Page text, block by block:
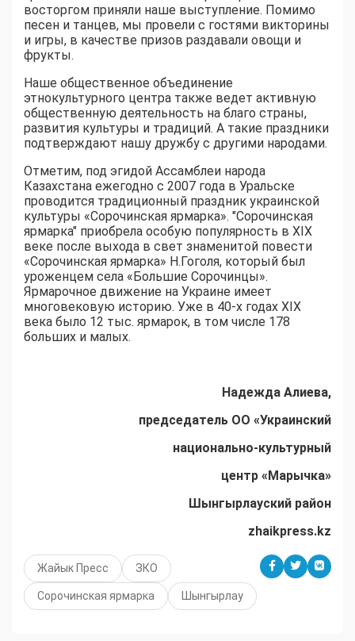
восторгом приняли наше выступление. Помимо
песен и танцев, мы провели с гостями викторины
и игры, в качестве призов раздавали овощи и
фрукты.
Наше общественное объединение
этнокультурного центра также ведет активную
общественную деятельность на благо страны,
развития культуры и традиций. А такие праздники
подтверждают нашу дружбу с другими народами.
Отметим, под эгидой Ассамблеи народа
Казахстана ежегодно с 2007 года в Уральске
проводится традиционный праздник украинской
культуры «Сорочинская ярмарка». "Сорочинская
ярмарка" приобрела особую популярность в XIX
веке после выхода в свет знаменитой повести
«Сорочинская ярмарка» Н.Гоголя, который был
уроженцем села «Большие Сорочинцы».
Ярмарочное движение на Украине имеет
многовековую историю. Уже в 40-х годах XIX
века было 12 тыс. ярмарок, в том числе 178
больших и малых.
Надежда Алиева,
председатель ОО «Украинский
национально-культурный
центр «Марычка»
Шынгырлауский район
zhaikpress.kz
Жайык Пресс ЗКО
Сорочинская ярмарка Шынгырлау